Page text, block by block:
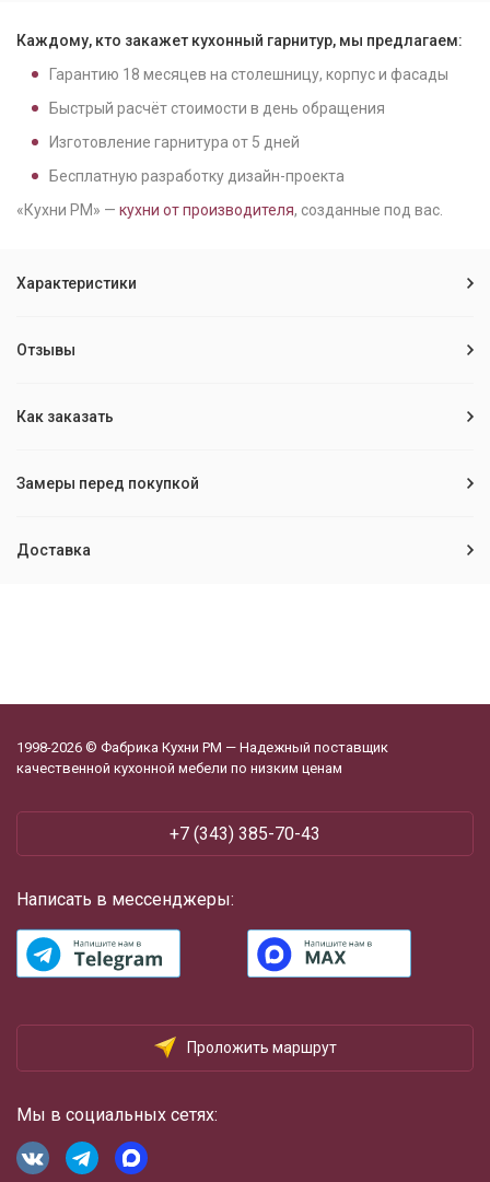
Каждому, кто закажет кухонный гарнитур, мы предлагаем:
Гарантию 18 месяцев на столешницу, корпус и фасады
Быстрый расчёт стоимости в день обращения
Изготовление гарнитура от 5 дней
Бесплатную разработку дизайн-проекта
«Кухни РМ» — кухни от производителя, созданные под вас.
Характеристики
Отзывы
Как заказать
Замеры перед покупкой
Доставка
1998-2026 © Фабрика Кухни РМ — Надежный поставщик
качественной кухонной мебели по низким ценам
+7 (343) 385-70-43
Написать в мессенджеры:
Проложить маршрут
Мы в социальных сетях: